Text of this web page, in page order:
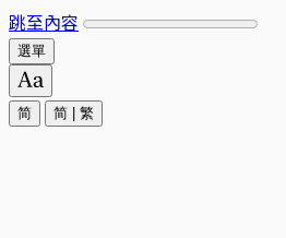
跳至內容
選單
简 简 繁